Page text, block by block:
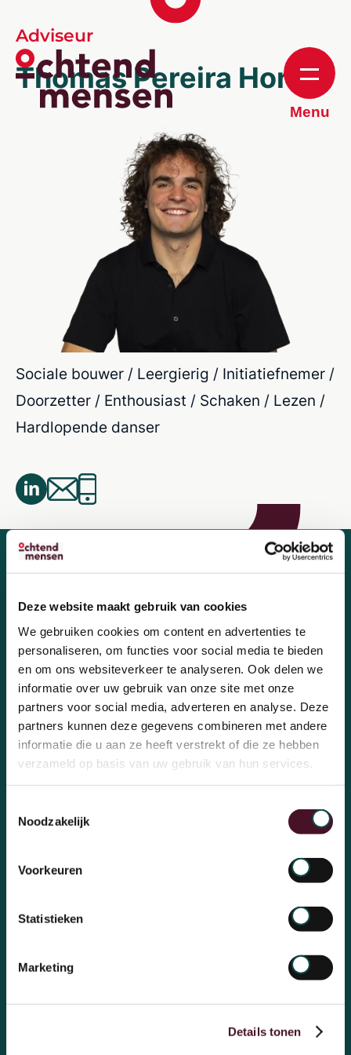
Deze website maakt gebruik van cookies
We gebruiken cookies om content en advertenties te
personaliseren, om functies voor social media te bieden
en om ons websiteverkeer te analyseren. Ook delen we
informatie over uw gebruik van onze site met onze
partners voor social media, adverteren en analyse. Deze
partners kunnen deze gegevens combineren met andere
informatie die u aan ze heeft verstrekt of die ze hebben
verzameld op basis van uw gebruik van hun services.
Noodzakelijk
Voorkeuren
Statistieken
Marketing
Details tonen
Menu
Adviseur
Thomas Pereira Horta
Sociale bouwer / Leergierig / Initiatiefnemer /
Doorzetter / Enthousiast / Schaken / Lezen /
Hardlopende danser
Wij zoeken nieuwe
OchtendMensen!
Aanmelden voor de inhousedag
Over OchtendMensen
Thema's